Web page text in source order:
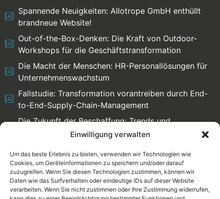
Einwilligung verwalten
Um das beste Erlebnis zu bieten, verwenden wir Technologien wie
Cookies, um Geräteinformationen zu speichern und/oder darauf
zuzugreifen. Wenn Sie diesen Technologien zustimmen, können wir
Daten wie das Surfverhalten oder eindeutige IDs auf dieser Website
verarbeiten. Wenn Sie nicht zustimmen oder Ihre Zustimmung widerrufen,
Spannende Neuigkeiten: Allotrope GmbH enthüllt
brandneue Website!
Out-of-the-Box-Denken: Die Kraft von Outdoor-
Workshops für die Geschäftstransformation
Die Macht der Menschen: HR-Personallösungen für
Unternehmenswachstum
Fallstudie: Transformation vorantreiben durch End-
to-End-Supply-Chain-Management
Die Zukunft der Beschaffung: Trends und
Herausforderungen
Select language:
English Deutsch